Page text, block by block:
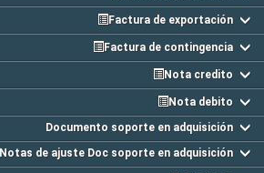
Factura de exportación
Factura de contingencia
Nota credito
Nota debito
Documento soporte en adquisición
Notas de ajuste Doc soporte en adquisición